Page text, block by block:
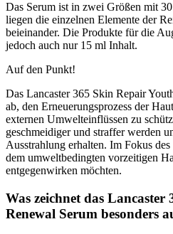
Das Serum ist in zwei Größen mit
liegen die einzelnen Elemente der
beieinander. Die Produkte für die
jedoch auch nur 15 ml Inhalt.
Auf den Punkt!
Das Lancaster 365 Skin Repair
ab, den Erneuerungsprozess der
externen Umwelteinflüssen zu
geschmeidiger und straffer werden
Ausstrahlung erhalten. Im Fokus
dem umweltbedingten vorzeitigen
entgegenwirken möchten.
Was zeichnet das
Renewal Serum besonders